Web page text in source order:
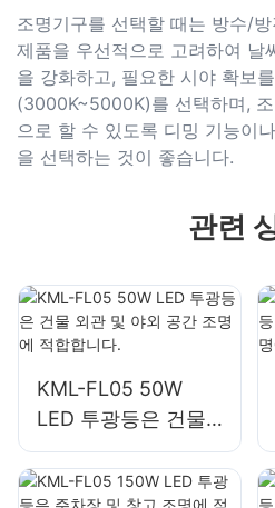
조명기구를 선택할 때는 방수/
제품을 우선적으로 고려하여 날
을 강화하고, 필요한 시야 확보
(3000K~5000K)를 선택하며,
으로 할 수 있도록 디밍 기능이
을 선택하는 것이 좋습니다.
관련
KML-FL05 50W
LED 투광등은 건물
외관 및 야외 공간 조
명에 적합합니다.